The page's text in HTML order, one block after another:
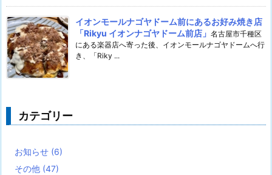
イオンモールナゴヤドーム前にあるお好み焼き店
「Rikyu イオンナゴヤドーム前店」 名古屋市千種区
にある楽器店へ寄った後、イオンモールナゴヤドームへ行
き、「Riky ...
カテゴリー
お知らせ (6)
その他 (47)